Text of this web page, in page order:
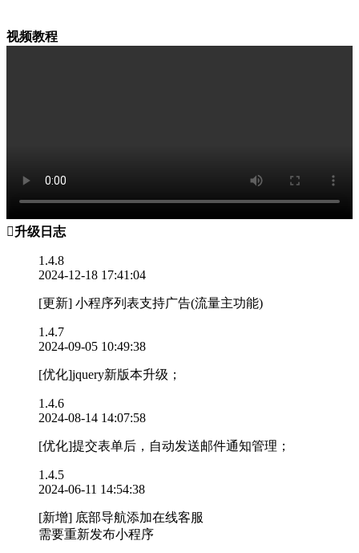
视频教程
升级日志
1.4.8
2024-12-18 17:41:04
[更新] 小程序列表支持广告(流量主功能)
1.4.7
2024-09-05 10:49:38
[优化]jquery新版本升级；
1.4.6
2024-08-14 14:07:58
[优化]提交表单后，自动发送邮件通知管理；
1.4.5
2024-06-11 14:54:38
[新增] 底部导航添加在线客服
需要重新发布小程序